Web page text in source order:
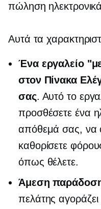
πώληση
Αυτά τα
Ένα εργαλείο
στον Πίνακα
σας. Αυτό το
προσθέσετε ένα
απόθεμά σας, να
καθορίσετε
όπως θέλετε.
Άμεση
πελάτης